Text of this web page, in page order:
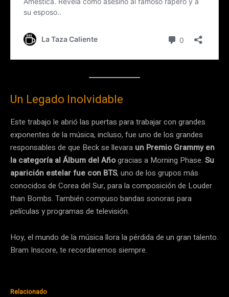
Un Legado Inolvidable
Este trabajo le abrió las puertas para trabajar con grandes
exponentes de la música, incluso, fue uno de los grandes
responsables de que Beck se llevara un Premio Grammy en
la categoría al Álbum del Añogracias a Morning Phase. Su
aparición estelar fue con BTS, uno de los grupos más
conocidos de Corea del Sur, para la composición de Louder
than Bombs. También compuso bandas sonoras para
películas y programas de televisión.
Hoy, el mundo de la música llora la pérdida de un gran talento.
Bram Inscore, te recordaremos siempre.
Relacionado